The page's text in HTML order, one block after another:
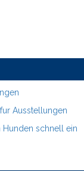
Ausstellungen
Hunden schnell ein